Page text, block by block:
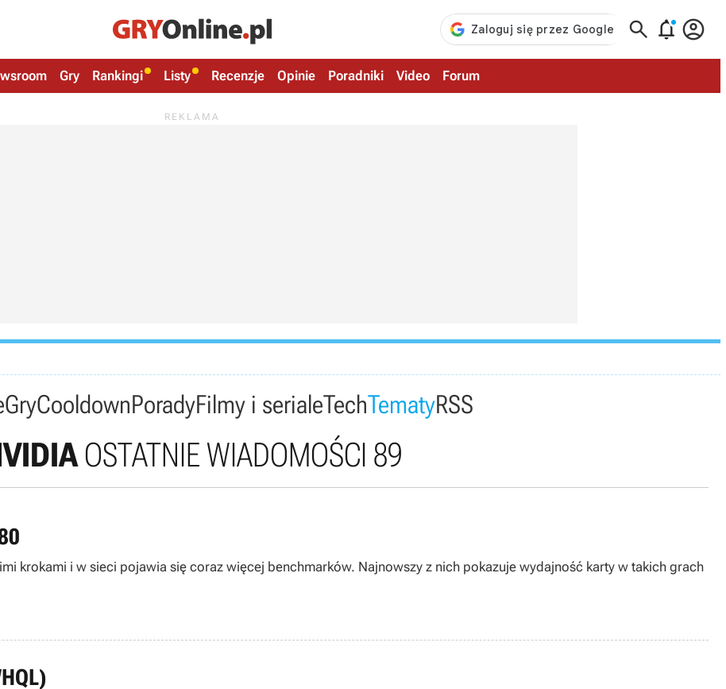
  
Gry Rankingi Listy Recenzje Opinie Poradniki Video Forum
GryCooldownPoradyFilmy i serialeTechTematyRSS
OSTATNIE WIADOMOŚCI 89
krokami i w sieci pojawia się coraz więcej benchmarków. Najnowszy z nich pokazuje wydajność karty w takich grach